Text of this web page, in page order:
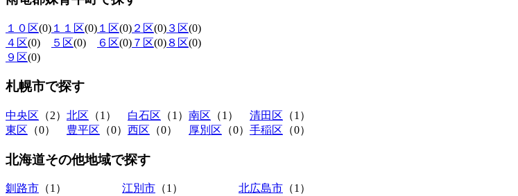
１０区(0) １１区(0) １区(0) ２区(0) ３区(0)
４区(0) ５区(0) ６区(0) ７区(0)８区(0)
９区(0)
札幌市で探す
中央区 （2） 北区 （1） 白石区 （1） 南区 （1） 清田区 （1）
東区 （0） 豊平区 （0） 西区 （0） 厚別区 （0） 手稲区 （0）
北海道その他地域で探す
釧路市 （1） 江別市 （1） 北広島市 （1）